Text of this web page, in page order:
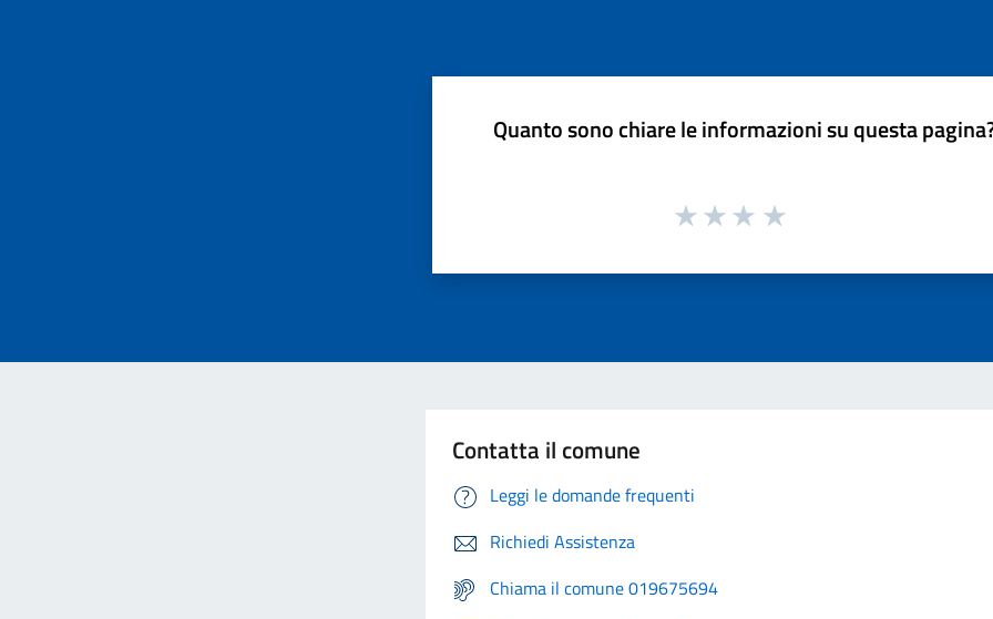
Quanto sono chiare le informazioni su questa
Contatta il comune
Leggi le domande frequenti
Richiedi Assistenza
Chiama il comune 019675694